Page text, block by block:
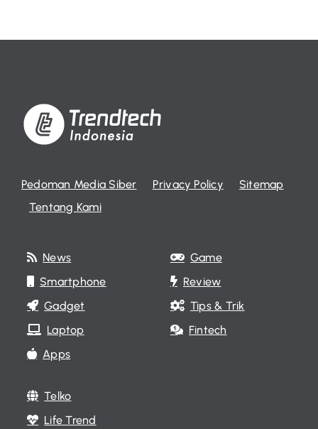
Pedoman Media Siber Privacy Policy
Sitemap
Tentang Kami
News
Smartphone
Gadget
Laptop
Apps
Game
Review
Tips & Trik
Fintech
Telko
Life Trend